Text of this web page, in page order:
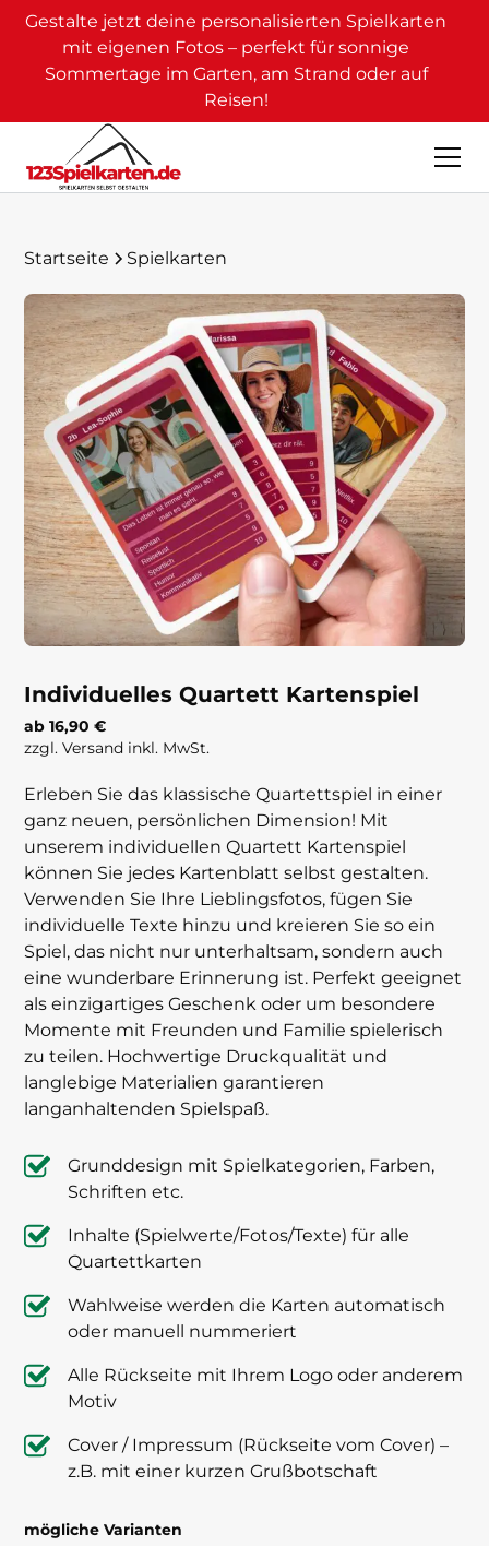
Gestalte jetzt deine personalisierten Spielkarten
mit eigenen Fotos – perfekt für sonnige
Sommertage im Garten, am Strand oder auf
Reisen!
Startseite Spielkarten
Individuelles Quartett Kartenspiel
ab 16,90 €
zzgl. Versand inkl. MwSt.
Erleben Sie das klassische Quartettspiel in einer
ganz neuen, persönlichen Dimension! Mit
unserem individuellen Quartett Kartenspiel
können Sie jedes Kartenblatt selbst gestalten.
Verwenden Sie Ihre Lieblingsfotos, fügen Sie
individuelle Texte hinzu und kreieren Sie so ein
Spiel, das nicht nur unterhaltsam, sondern auch
eine wunderbare Erinnerung ist. Perfekt geeignet
als einzigartiges Geschenk oder um besondere
Momente mit Freunden und Familie spielerisch
zu teilen. Hochwertige Druckqualität und
langlebige Materialien garantieren
langanhaltenden Spielspaß.
Grunddesign mit Spielkategorien, Farben,
Schriften etc.
Inhalte (Spielwerte/Fotos/Texte) für alle
Quartettkarten
Wahlweise werden die Karten automatisch
oder manuell nummeriert
Alle Rückseite mit Ihrem Logo oder anderem
Motiv
Cover / Impressum (Rückseite vom Cover) –
z.B. mit einer kurzen Grußbotschaft
mögliche Varianten